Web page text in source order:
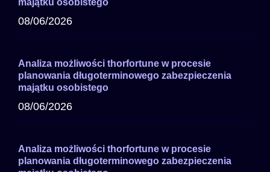
majątku osobistego
08/06/2026
Analiza możliwości thorfortune w procesie
planowania długoterminowego zabezpieczenia
majątku osobistego
08/06/2026
Analiza możliwości thorfortune w procesie
planowania długoterminowego zabezpieczenia